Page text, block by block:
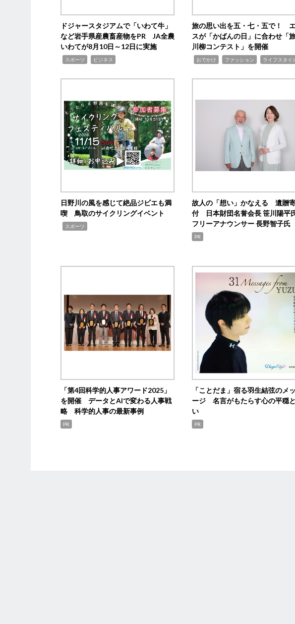
ドジャースタジアムで「いわて牛」
など岩手県産農畜産物をPR JA全農
いわてが8月10日～12日に実施
スポーツ ビジネス
旅の思い出を五・七・五で！
スが「かばんの日」に合わせ「
川柳コンテスト」を開催
おでかけ ファッション ライフスタイ
日野川の風を感じて絶品ジビエも満
喫 鳥取のサイクリングイベント
スポーツ
故人の「想い」かなえる 遺贈
付 日本財団名誉会長 笹川陽平
フリーアナウンサー 長野智子氏
PR
「第4回科学的人事アワード2025」
を開催 データとAIで変わる人事戦
略 科学的人事の最新事例
PR
「ことだま」宿る羽生結弦のメ
ージ 名言がもたらす心の平穏
い
PR